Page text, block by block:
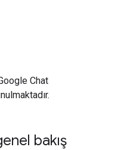
Chat
bakış